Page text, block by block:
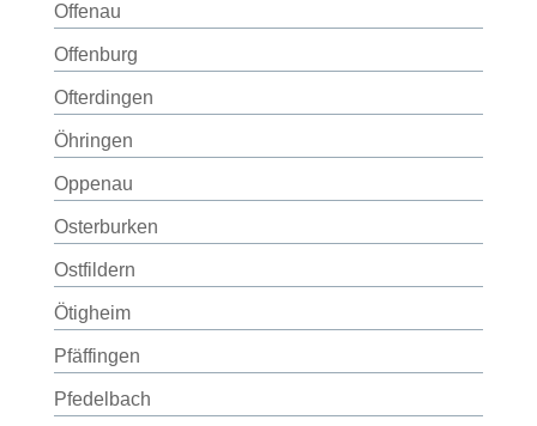
Offenau
Offenburg
Ofterdingen
Öhringen
Oppenau
Osterburken
Ostfildern
Ötigheim
Pfäffingen
Pfedelbach